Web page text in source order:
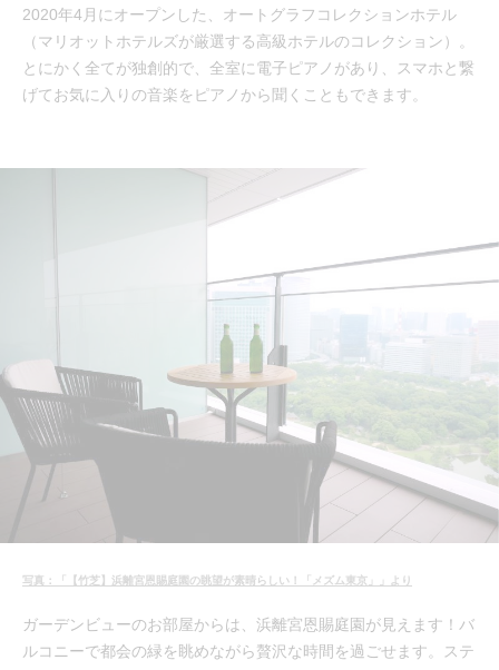
2020年4月にオープンした、オートグラフコレクションホテル
（マリオットホテルズが厳選する高級ホテルのコレクション）。
とにかく全てが独創的で、全室に電子ピアノがあり、スマホと繋
げてお気に入りの音楽をピアノから聞くこともできます。
写真：「【竹芝】浜離宮恩賜庭園の眺望が素晴らしい！「メズム東京」」より
ガーデンビューのお部屋からは、浜離宮恩賜庭園が見えます！バ
ルコニーで都会の緑を眺めながら贅沢な時間を過ごせます。ステ